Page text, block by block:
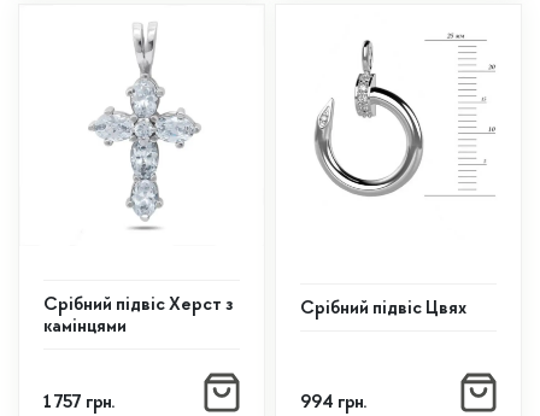
Срібний підвіс Херст з
камінцями
1 757 грн.
Срібний підвіс Цвях
994 грн.